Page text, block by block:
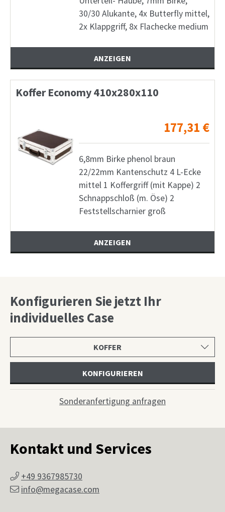
30/30 Alukante, 4x Butterfly mittel,
2x Klappgriff, 8x Flachecke medium
ANZEIGEN
Koffer Economy 410x280x110
177,31 €
6,8mm Birke phenol braun
22/22mm Kantenschutz 4 L-Ecke
mittel 1 Koffergriff (mit Kappe) 2
Schnappschloß (m. Öse) 2
Feststellscharnier groß
ANZEIGEN
Konfigurieren Sie jetzt Ihr
individuelles Case
wählen
KONFIGURIEREN
Sonderanfertigung anfragen
Kontakt und Services
+49 9367985730
info@megacase.com